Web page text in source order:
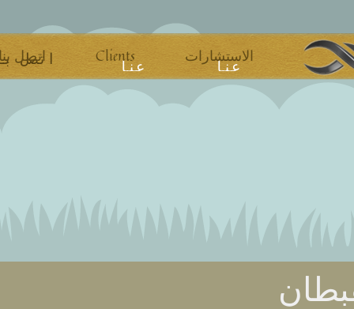
الاستشارات Clients اتصل بنا